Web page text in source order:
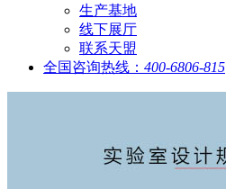
生产基地
线下展厅
联系天盟
全国咨询热线： 400-6806-815